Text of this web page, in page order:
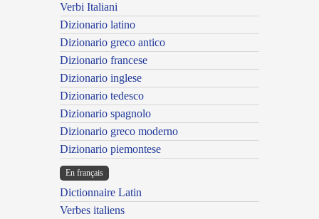
Verbi Italiani
Dizionario latino
Dizionario greco antico
Dizionario francese
Dizionario inglese
Dizionario tedesco
Dizionario spagnolo
Dizionario greco moderno
Dizionario piemontese
En français
Dictionnaire Latin
Verbes italiens